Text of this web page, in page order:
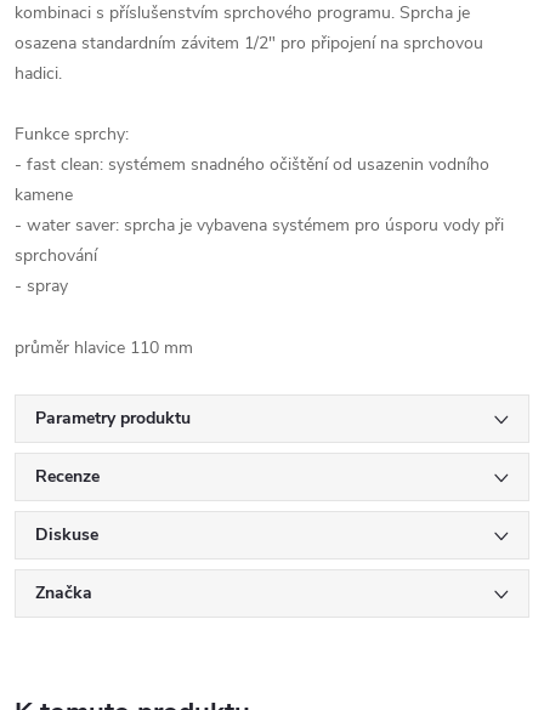
kombinaci s příslušenstvím sprchového programu. Sprcha je
osazena standardním závitem 1/2" pro připojení na sprchovou
hadici.
Funkce sprchy:
- fast clean: systémem snadného očištění od usazenin vodního
kamene
- water saver: sprcha je vybavena systémem pro úsporu vody při
sprchování
- spray
průměr hlavice 110 mm
Parametry produktu
Recenze
Diskuse
Značka